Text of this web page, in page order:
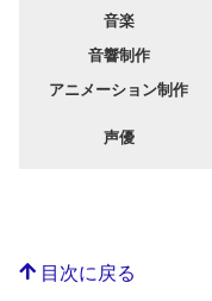
音楽
音響制作
アニメーション制作
声優
目次に戻る